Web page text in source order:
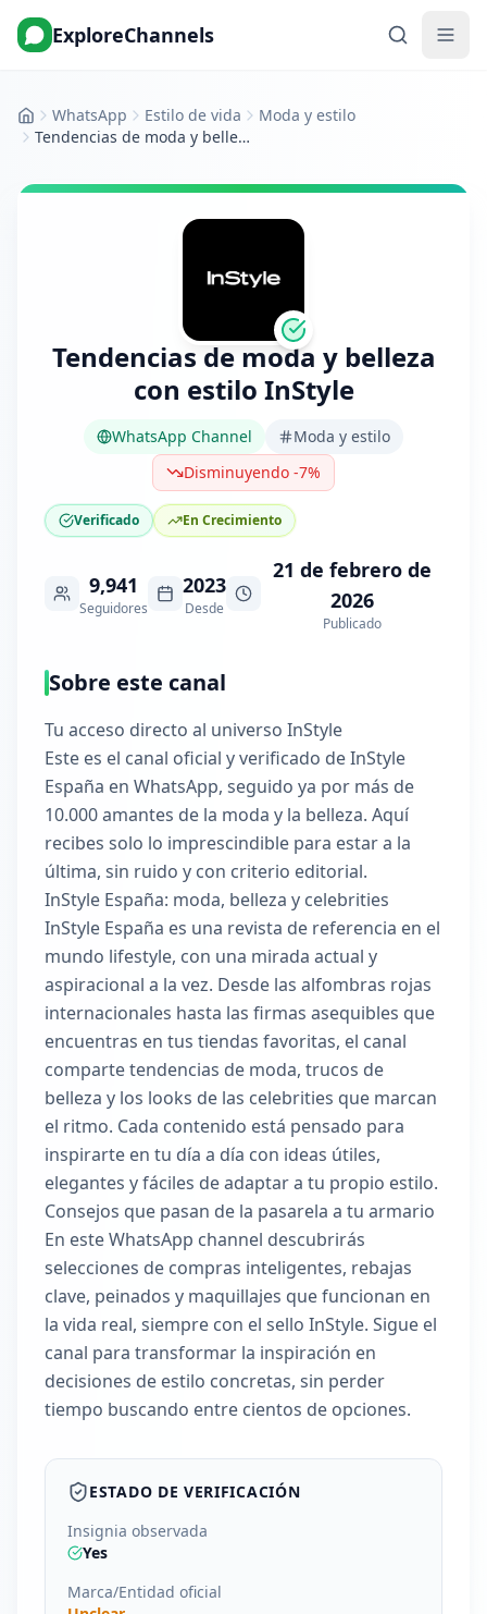
ExploreChannels
InicioWhatsApp Estilo de vida
Moda y estilo
Tendencias de moda y belleza con estilo InStyle
Tendencias de moda y belleza
con estilo InStyle
WhatsApp Channel
Moda y estilo
Disminuyendo -7%
Verificado En Crecimiento
9,941
Seguidores
2023
Desde
21 de febrero de
2026
Publicado
Sobre este canal
Tu acceso directo al universo InStyle
Este es el canal oficial y verificado de InStyle
España en WhatsApp, seguido ya por más de
10.000 amantes de la moda y la belleza. Aquí
recibes solo lo imprescindible para estar a la
última, sin ruido y con criterio editorial.
InStyle España: moda, belleza y celebrities
InStyle España es una revista de referencia en el
mundo lifestyle, con una mirada actual y
aspiracional a la vez. Desde las alfombras rojas
internacionales hasta las firmas asequibles que
encuentras en tus tiendas favoritas, el canal
comparte tendencias de moda, trucos de
belleza y los looks de las celebrities que marcan
el ritmo. Cada contenido está pensado para
inspirarte en tu día a día con ideas útiles,
elegantes y fáciles de adaptar a tu propio estilo.
Consejos que pasan de la pasarela a tu armario
En este WhatsApp channel descubrirás
selecciones de compras inteligentes, rebajas
clave, peinados y maquillajes que funcionan en
la vida real, siempre con el sello InStyle. Sigue el
canal para transformar la inspiración en
decisiones de estilo concretas, sin perder
tiempo buscando entre cientos de opciones.
ESTADO DE VERIFICACIÓN
Insignia observada
Yes
Marca/Entidad oficial